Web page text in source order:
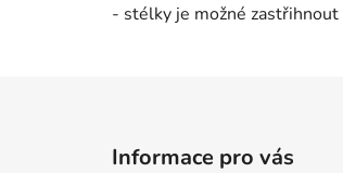
- stélky je možné
Informace pro vás